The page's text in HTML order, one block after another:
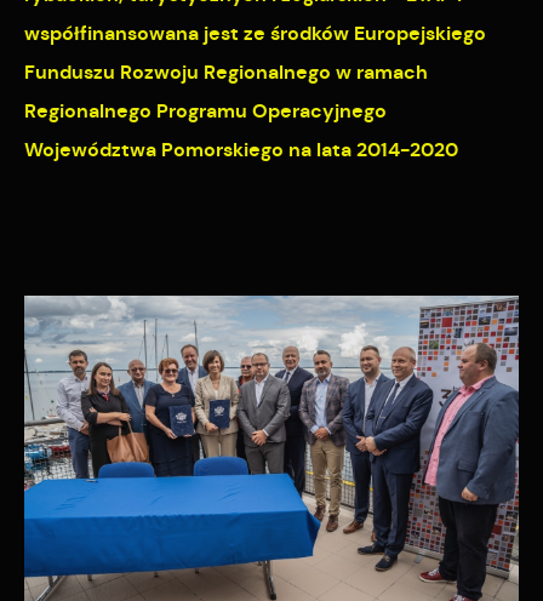
współfinansowana jest ze środków Europejskiego
Funduszu Rozwoju Regionalnego w ramach
Regionalnego Programu Operacyjnego
Województwa Pomorskiego na lata 2014-2020
postaci wiadomości, ofert, komunikatów mediów
społecznościowych.